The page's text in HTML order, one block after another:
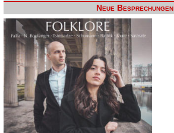
Neue Besprechungen